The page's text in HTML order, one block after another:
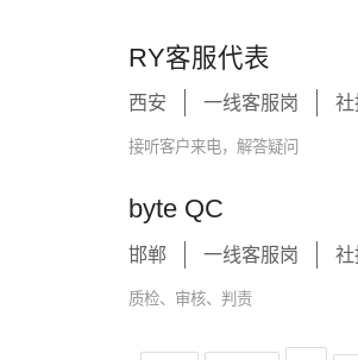
RY客服代表
西安 一线客服岗 社
接听客户来电，解答疑问
byte QC
邯郸 一线客服岗 社
质检、审核、判责